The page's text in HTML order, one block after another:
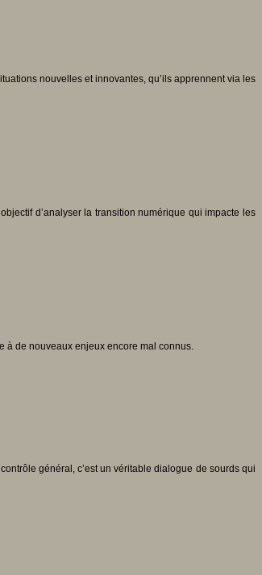
nouvelles et innovantes, qu’ils apprennent via les
d’analyser la transition numérique qui impacte les
à de nouveaux enjeux encore mal connus.
général, c’est un véritable dialogue de sourds qui